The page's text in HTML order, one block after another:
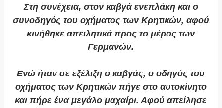
Στη συνέχεια, στον καβγά ενεπλάκη και ο
συνοδηγός του οχήματος των Κρητικών, αφού
κινήθηκε απειλητικά προς το μέρος των
Γερμανών.
Ενώ ήταν σε εξέλιξη ο καβγάς, ο οδηγός του
οχήματος των Κρητικών πήγε στο αυτοκίνητο
και πήρε ένα μεγάλο μαχαίρι. Αφού απείλησε